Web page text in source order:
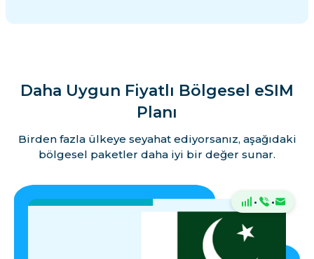
Daha Uygun Fiyatlı Bölgesel eSIM
Planı
Birden fazla ülkeye seyahat ediyorsanız, aşağıdaki
bölgesel paketler daha iyi bir değer sunar.
· ·